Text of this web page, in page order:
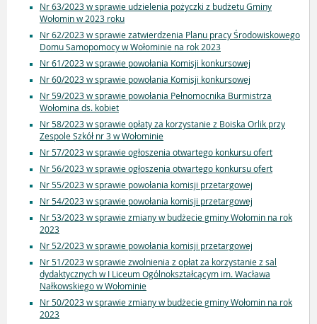
Nr 63/2023 w sprawie udzielenia pożyczki z budżetu Gminy
Wołomin w 2023 roku
Nr 62/2023 w sprawie zatwierdzenia Planu pracy Środowiskowego
Domu Samopomocy w Wołominie na rok 2023
Nr 61/2023 w sprawie powołania Komisji konkursowej
Nr 60/2023 w sprawie powołania Komisji konkursowej
Nr 59/2023 w sprawie powołania Pełnomocnika Burmistrza
Wołomina ds. kobiet
Nr 58/2023 w sprawie opłaty za korzystanie z Boiska Orlik przy
Zespole Szkół nr 3 w Wołominie
Nr 57/2023 w sprawie ogłoszenia otwartego konkursu ofert
Nr 56/2023 w sprawie ogłoszenia otwartego konkursu ofert
Nr 55/2023 w sprawie powołania komisji przetargowej
Nr 54/2023 w sprawie powołania komisji przetargowej
Nr 53/2023 w sprawie zmiany w budżecie gminy Wołomin na rok
2023
Nr 52/2023 w sprawie powołania komisji przetargowej
Nr 51/2023 w sprawie zwolnienia z opłat za korzystanie z sal
dydaktycznych w I Liceum Ogólnokształcącym im. Wacława
Nałkowskiego w Wołominie
Nr 50/2023 w sprawie zmiany w budżecie gminy Wołomin na rok
2023